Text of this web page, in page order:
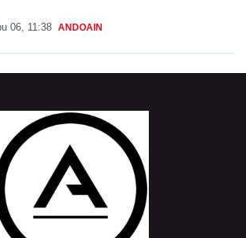
06, 11:38 ANDOAIN